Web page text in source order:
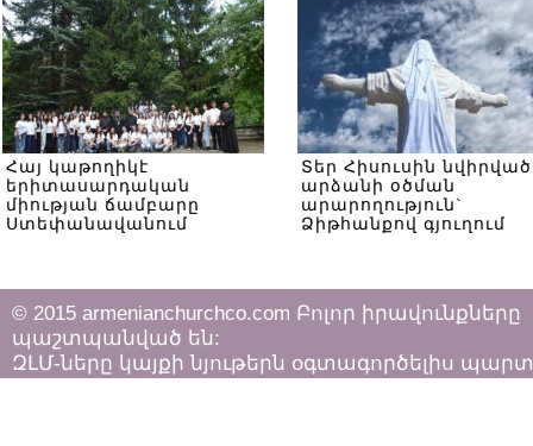
Հայ կաթողիկէ
երիտասարդական
միության ճամբարը
Ստեփանավանում
Տեր Հիսուսին նվիրված
արձանի օծման
արարողություն`
Ձիթհանքով գյուղում
© 2015 armenianchurchco.com Բոլոր իրավունքները
պաշտպանված են:
ԶԼՄ-ները կայքի նյութերն օգտագործելիս